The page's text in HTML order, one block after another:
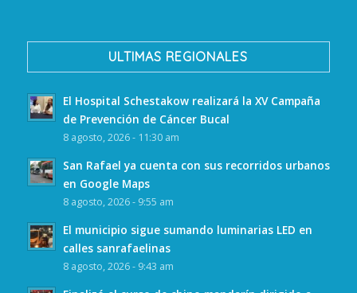
ULTIMAS REGIONALES
El Hospital Schestakow realizará la XV Campaña
de Prevención de Cáncer Bucal
8 agosto, 2026 - 11:30 am
San Rafael ya cuenta con sus recorridos urbanos
en Google Maps
8 agosto, 2026 - 9:55 am
El municipio sigue sumando luminarias LED en
calles sanrafaelinas
8 agosto, 2026 - 9:43 am